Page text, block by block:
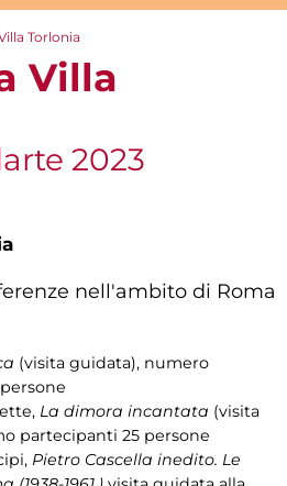
Torlonia
Villa
2023
nell'ambito di Roma
(visita guidata), numero
La dimora incantata (visita
partecipanti 25 persone
Pietro Cascella inedito. Le